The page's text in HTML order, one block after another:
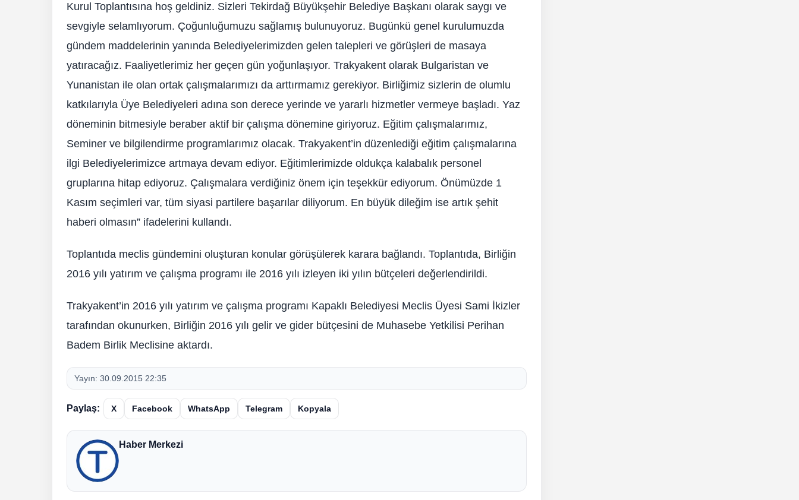
Kurul Toplantısına hoş geldiniz. Sizleri Tekirdağ Büyükşehir Belediye Başkanı olarak saygı ve
sevgiyle selamlıyorum. Çoğunluğumuzu sağlamış bulunuyoruz. Bugünkü genel kurulumuzda
gündem maddelerinin yanında Belediyelerimizden gelen talepleri ve görüşleri de masaya
yatıracağız. Faaliyetlerimiz her geçen gün yoğunlaşıyor. Trakyakent olarak Bulgaristan ve
Yunanistan ile olan ortak çalışmalarımızı da arttırmamız gerekiyor. Birliğimiz sizlerin de olumlu
katkılarıyla Üye Belediyeleri adına son derece yerinde ve yararlı hizmetler vermeye başladı. Yaz
döneminin bitmesiyle beraber aktif bir çalışma dönemine giriyoruz. Eğitim çalışmalarımız,
Seminer ve bilgilendirme programlarımız olacak. Trakyakent’in düzenlediği eğitim çalışmalarına
ilgi Belediyelerimizce artmaya devam ediyor. Eğitimlerimizde oldukça kalabalık personel
gruplarına hitap ediyoruz. Çalışmalara verdiğiniz önem için teşekkür ediyorum. Önümüzde 1
Kasım seçimleri var, tüm siyasi partilere başarılar diliyorum. En büyük dileğim ise artık şehit
haberi olmasın” ifadelerini kullandı.
Toplantıda meclis gündemini oluşturan konular görüşülerek karara bağlandı. Toplantıda, Birliğin
2016 yılı yatırım ve çalışma programı ile 2016 yılı izleyen iki yılın bütçeleri değerlendirildi.
Trakyakent’in 2016 yılı yatırım ve çalışma programı Kapaklı Belediyesi Meclis Üyesi Sami İkizler
tarafından okunurken, Birliğin 2016 yılı gelir ve gider bütçesini de Muhasebe Yetkilisi Perihan
Badem Birlik Meclisine aktardı.
Yayın: 30.09.2015 22:35
Paylaş: X Facebook WhatsApp Telegram Kopyala
Haber Merkezi